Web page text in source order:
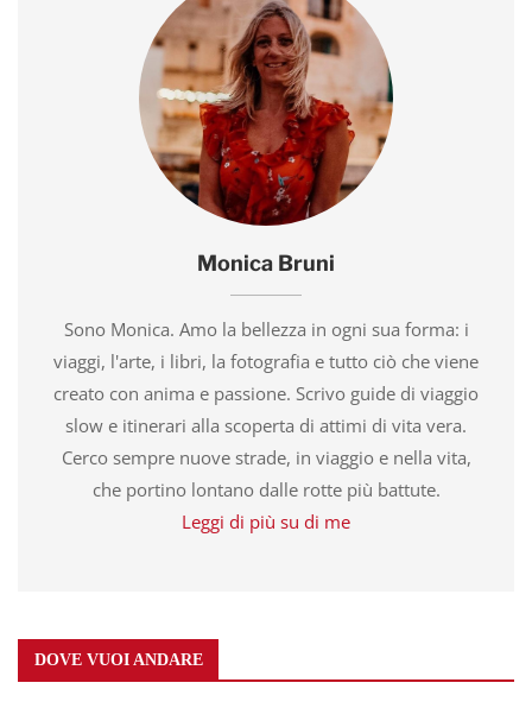
Monica Bruni
Sono Monica. Amo la bellezza in ogni sua forma: i
viaggi, l'arte, i libri, la fotografia e tutto ciò che viene
creato con anima e passione. Scrivo guide di viaggio
slow e itinerari alla scoperta di attimi di vita vera.
Cerco sempre nuove strade, in viaggio e nella vita,
che portino lontano dalle rotte più battute.
Leggi di più su di me
DOVE VUOI ANDARE